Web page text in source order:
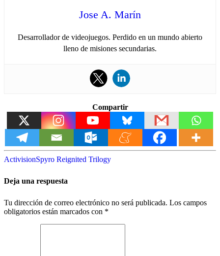
Jose A. Marín
Desarrollador de videojuegos. Perdido en un mundo abierto
lleno de misiones secundarias.
Compartir
ActivisionSpyro Reignited Trilogy
Deja una respuesta
Tu dirección de correo electrónico no será publicada. Los campos
obligatorios están marcados con *